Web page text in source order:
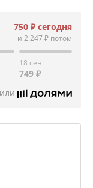
750 ₽ сегодня
и 2 247 ₽ потом
18 сен
749 ₽
или